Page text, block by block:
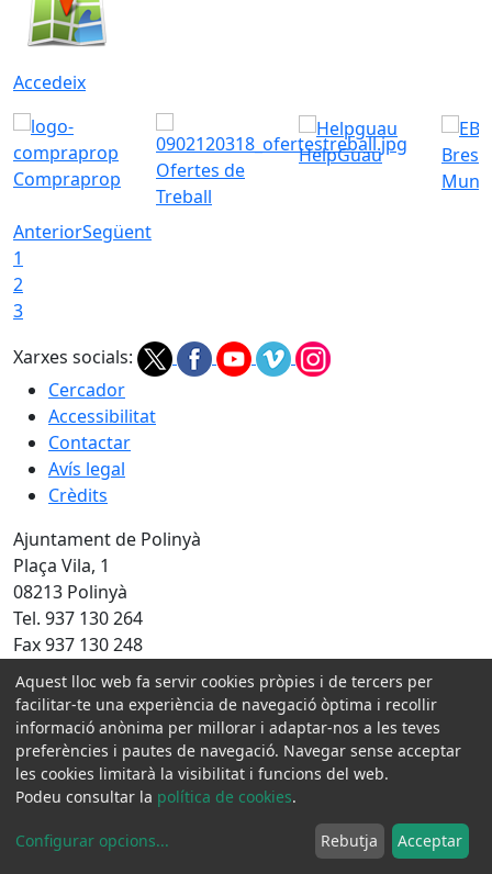
Accedeix
Compraprop
Ofertes de
Treball
HelpGuau
AnteriorSegüent
1
2
3
Xarxes socials:
Cercador
Accessibilitat
Contactar
Avís legal
Crèdits
Ajuntament de Polinyà
Plaça Vila, 1
08213 Polinyà
Tel. 937 130 264
Fax 937 130 248
NIF P0816600A
Amb la col·laboració de:
Aquest lloc web fa servir cookies pròpies i de tercers per
facilitar-te una experiència de navegació òptima i recollir
informació anònima per millorar i adaptar-nos a les teves
preferències i pautes de navegació. Navegar sense acceptar
les cookies limitarà la visibilitat i funcions del web.
Podeu consultar la política de cookies.
Configurar opcions... Rebutja Acceptar